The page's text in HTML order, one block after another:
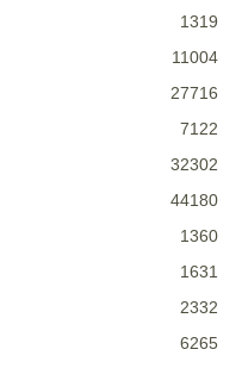
1319
11004
27716
7122
32302
44180
1360
1631
2332
6265